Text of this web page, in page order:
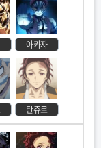
아카자
탄쥬로